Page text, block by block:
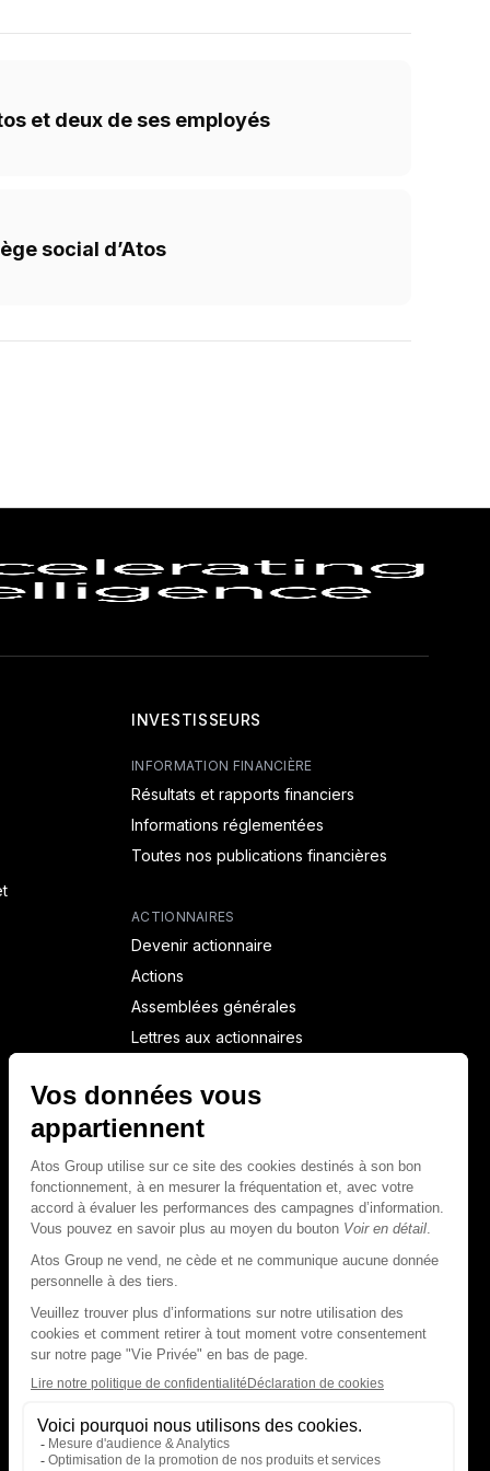
et deux de ses employés
social d’Atos
INVESTISSEURS
INFORMATION FINANCIÈRE
Résultats et rapports financiers
Informations réglementées
Toutes nos publications financières
ACTIONNAIRES
Devenir actionnaire
Actions
Assemblées générales
Lettres aux actionnaires
NEWSROOM FINANCIÈRE
Calendrier financier
Communiqués de presse financiers
CAPITAL & DETTE
Opérations financières
Couverture des analystes
Dette
créanciers